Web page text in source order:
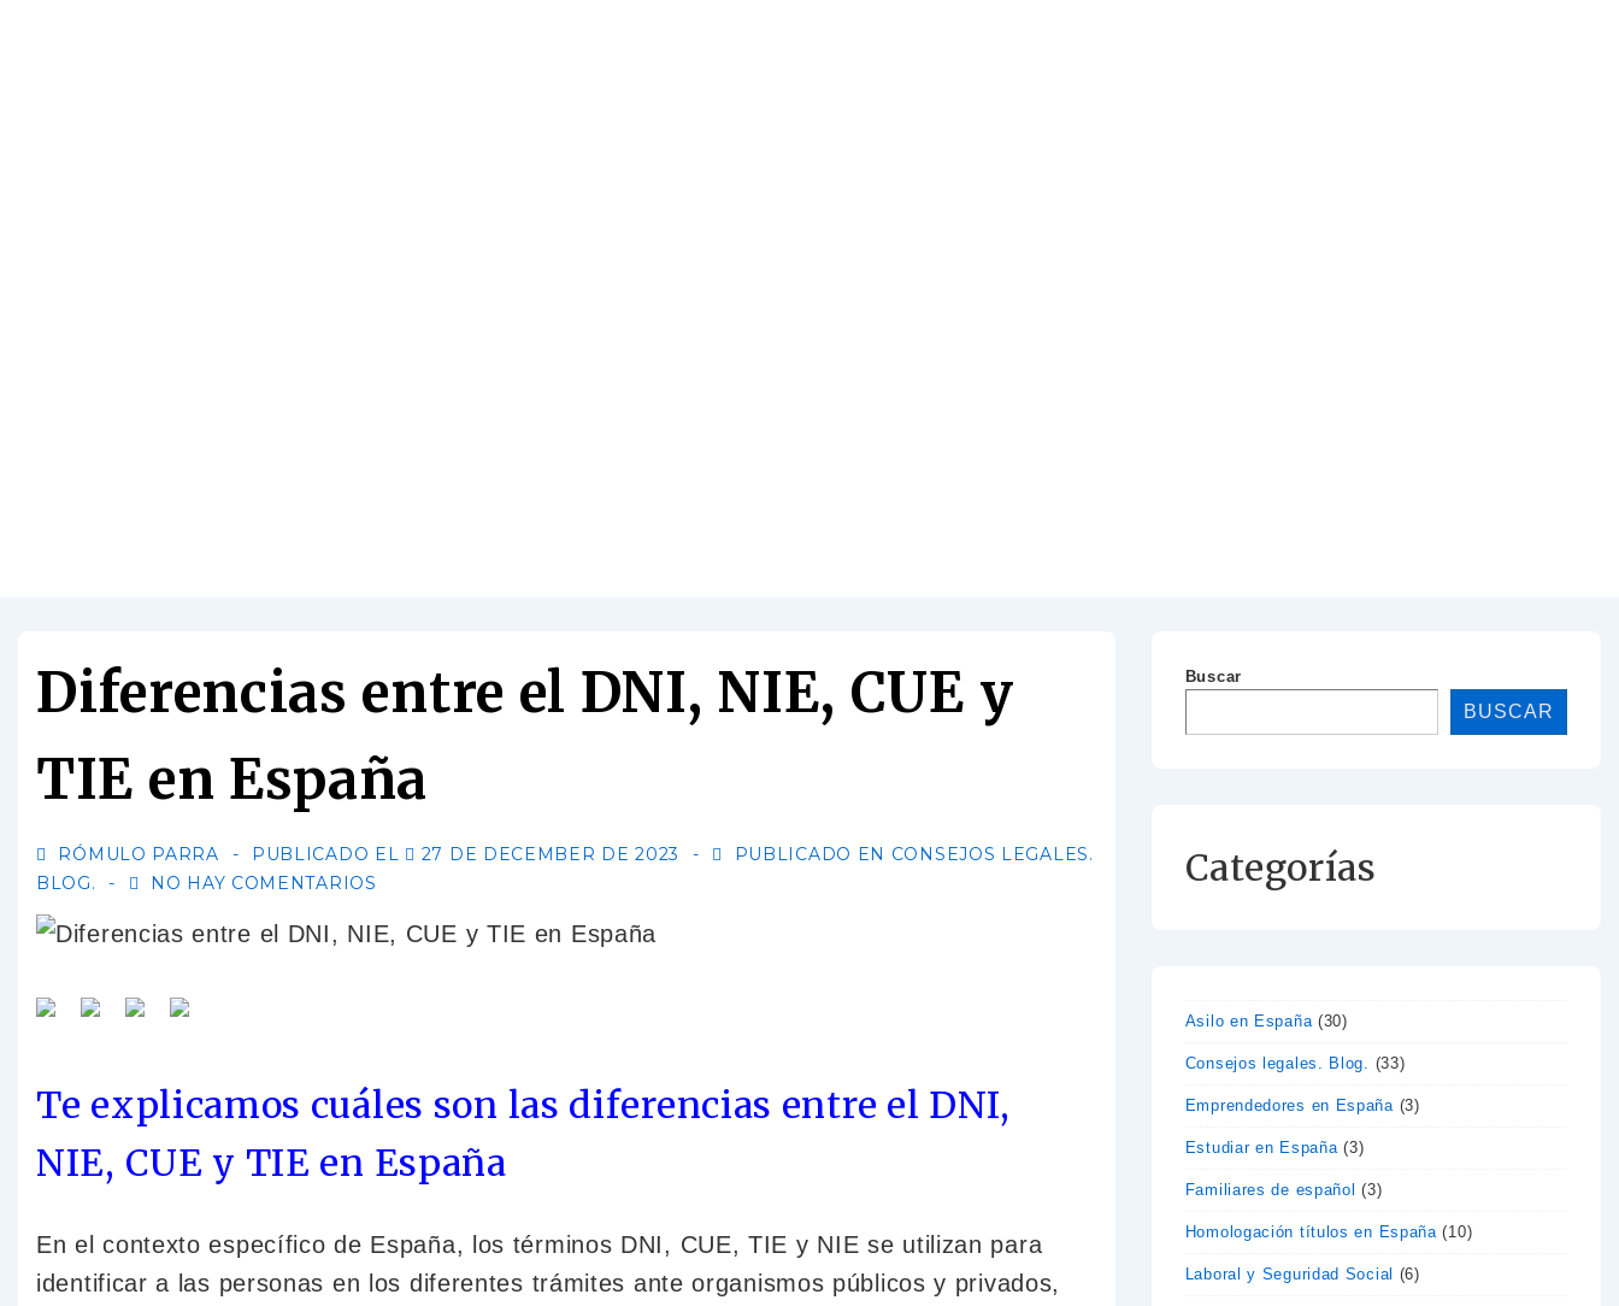
Diferencias entre el DNI, NIE, CUE y
TIE en España
RÓMULO PARRA PUBLICADO EL 27 DE DECEMBER DE 2023 PUBLICADO EN CONSEJOS LEGALES.
BLOG.
NO HAY COMENTARIOS
Te explicamos cuáles son las diferencias entre el DNI,
NIE, CUE y TIE en España
En el contexto específico de España, los términos DNI, CUE, TIE y NIE se utilizan para
identificar a las personas en los diferentes trámites ante organismos públicos y privados,
Buscar
BUSCAR
Categorías
Asilo en España(30)
Consejos legales. Blog. (33)
Emprendedores en España(3)
Estudiar en España(3)
Familiares de español (3)
Homologación títulos en España(10)
Laboral y Seguridad Social (6)